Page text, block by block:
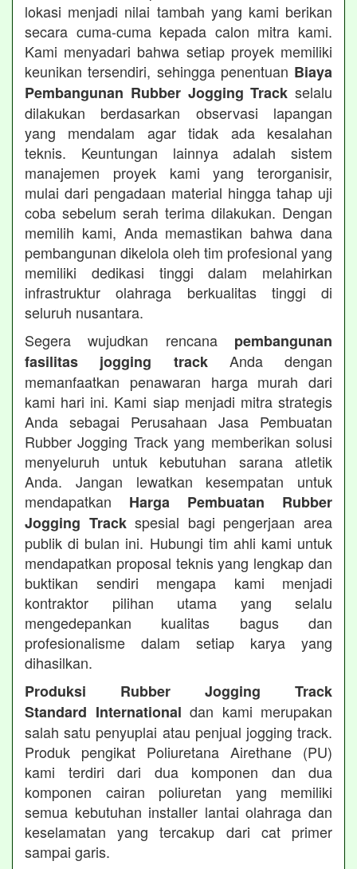
lokasi menjadi nilai tambah yang kami berikan
secara cuma-cuma kepada calon mitra kami.
Kami menyadari bahwa setiap proyek memiliki
keunikan tersendiri, sehingga penentuan Biaya
Pembangunan Rubber Jogging Track selalu
dilakukan berdasarkan observasi lapangan
yang mendalam agar tidak ada kesalahan
teknis. Keuntungan lainnya adalah sistem
manajemen proyek kami yang terorganisir,
mulai dari pengadaan material hingga tahap uji
coba sebelum serah terima dilakukan. Dengan
memilih kami, Anda memastikan bahwa dana
pembangunan dikelola oleh tim profesional yang
memiliki dedikasi tinggi dalam melahirkan
infrastruktur olahraga berkualitas tinggi di
seluruh nusantara.
Segera wujudkan rencana pembangunan
fasilitas jogging trackAnda dengan
memanfaatkan penawaran harga murah dari
kami hari ini. Kami siap menjadi mitra strategis
Anda sebagai Perusahaan Jasa Pembuatan
Rubber Jogging Track yang memberikan solusi
menyeluruh untuk kebutuhan sarana atletik
Anda. Jangan lewatkan kesempatan untuk
mendapatkan Harga Pembuatan Rubber
Jogging Trackspesial bagi pengerjaan area
publik di bulan ini. Hubungi tim ahli kami untuk
mendapatkan proposal teknis yang lengkap dan
buktikan sendiri mengapa kami menjadi
kontraktor pilihan utama yang selalu
mengedepankan kualitas bagus dan
profesionalisme dalam setiap karya yang
dihasilkan.
Produksi Rubber Jogging Track
Standard International dan kami merupakan
salah satu penyuplai atau penjual jogging track.
Produk pengikat Poliuretana Airethane (PU)
kami terdiri dari dua komponen dan dua
komponen cairan poliuretan yang memiliki
semua kebutuhan installer lantai olahraga dan
keselamatan yang tercakup dari cat primer
sampai garis.